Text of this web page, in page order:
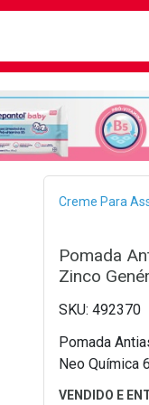
Creme Para
Pomada
Zinco
492370
Pomada
Neo Química